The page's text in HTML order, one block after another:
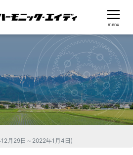
月29日～2022年1月4日)